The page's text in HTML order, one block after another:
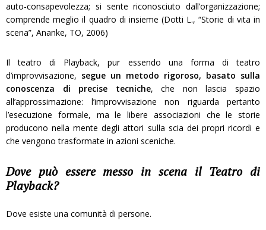
auto-consapevolezza; si sente riconosciuto dall’organizzazione;
comprende meglio il quadro di insieme (Dotti L., “Storie di vita in
scena”, Ananke, TO, 2006)
Il teatro di Playback, pur essendo una forma di teatro
d’improvvisazione, segue un metodo rigoroso, basato sulla
conoscenza di precise tecniche, che non lascia spazio
all’approssimazione: l’improvvisazione non riguarda pertanto
l’esecuzione formale, ma le libere associazioni che le storie
producono nella mente degli attori sulla scia dei propri ricordi e
che vengono trasformate in azioni sceniche.
Dove può essere messo in scena il Teatro di
Playback?
Dove esiste una comunità di persone.